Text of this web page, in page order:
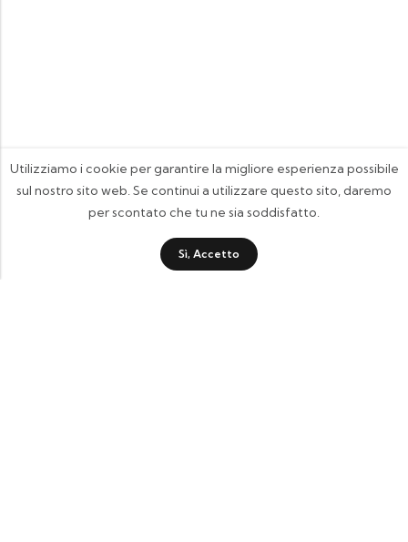
Utilizziamo i cookie per garantire la migliore esperienza possibile
sul nostro sito web. Se continui a utilizzare questo sito, daremo
per scontato che tu ne sia soddisfatto.
Sì, Accetto